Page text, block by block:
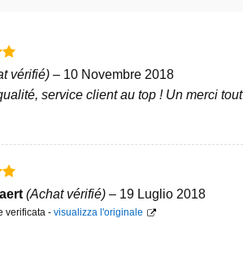
vérifié) – 10 Novembre 2018
service client au top ! Un merci
(Achat vérifié) – 19 Luglio 2018
verificata - visualizza l'originale